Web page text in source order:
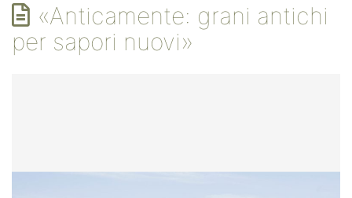
«Anticamente: grani antichi
per sapori nuovi»